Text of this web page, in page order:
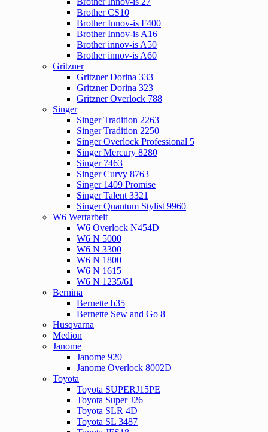
Brother CS10
Brother Innov-is F400
Brother Innov-is A16
Brother innov-is A50
Brother innov-is A60
Gritzner
Gritzner Dorina 333
Gritzner Dorina 323
Gritzner Overlock 788
Singer
Singer Tradition 2263
Singer Tradition 2250
Singer Overlock Professional 5
Singer Mercury 8280
Singer 7463
Singer Curvy 8763
Singer 1409 Promise
Singer Talent 3321
Singer Quantum Stylist 9960
W6 Wertarbeit
W6 Overlock N454D
W6 N 5000
W6 N 3300
W6 N 1800
W6 N 1615
W6 N 1235/61
Bernina
Bernette b35
Bernette Sew and Go 8
Husqvarna
Medion
Janome
Janome 920
Janome Overlock 8002D
Toyota
Toyota SUPERJ15PE
Toyota Super J26
Toyota SLR 4D
Toyota SL 3487